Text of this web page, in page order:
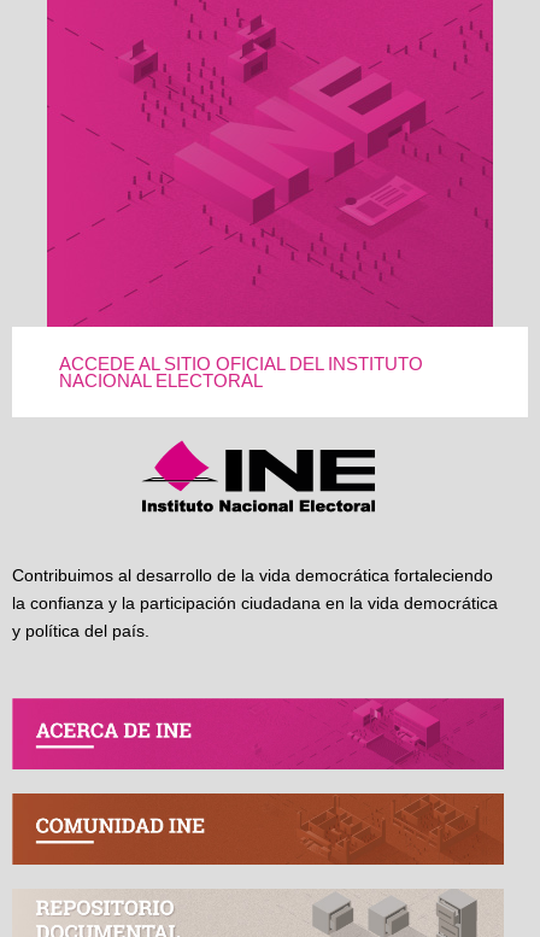
ACCEDE AL SITIO OFICIAL DEL INSTITUTO
NACIONAL ELECTORAL
Contribuimos al desarrollo de la vida democrática fortaleciendo
la confianza y la participación ciudadana en la vida democrática
y política del país.